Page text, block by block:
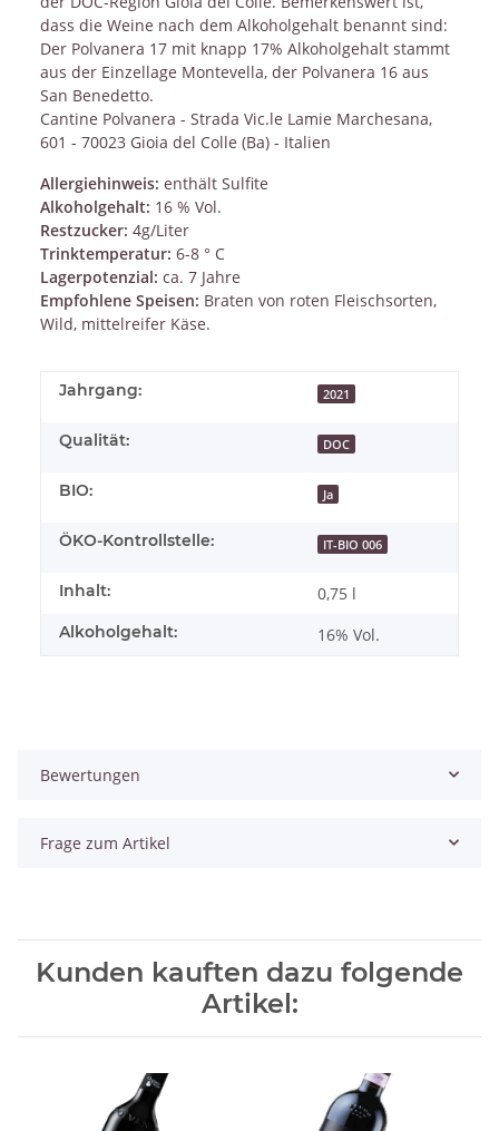
dass die Weine nach dem Alkoholgehalt benannt sind:
Der Polvanera 17 mit knapp 17% Alkoholgehalt stammt
aus der Einzellage Montevella, der Polvanera 16 aus
San Benedetto.
Cantine Polvanera - Strada Vic.le Lamie Marchesana,
601 - 70023 Gioia del Colle (Ba) - Italien
Allergiehinweis: enthält Sulfite
Alkoholgehalt: 16 % Vol.
Restzucker: 4g/Liter
Trinktemperatur: 6-8 ° C
Lagerpotenzial: ca. 7 Jahre
Empfohlene Speisen: Braten von roten Fleischsorten,
Wild, mittelreifer Käse.
Jahrgang: 2021
Qualität: DOC
BIO: Ja
ÖKO-Kontrollstelle: IT-BIO 006
Inhalt: 0,75 l
Alkoholgehalt: 16% Vol.
Bewertungen
Frage zum Artikel
Kunden kauften dazu folgende
Artikel: